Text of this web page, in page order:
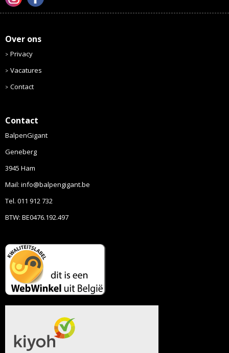
Over ons
Privacy
Vacatures
Contact
Contact
BalpenGigant
Geneberg
3945 Ham
Mail: info@balpengigant.be
Tel. 011 912 732
BTW: BE0476.192.497